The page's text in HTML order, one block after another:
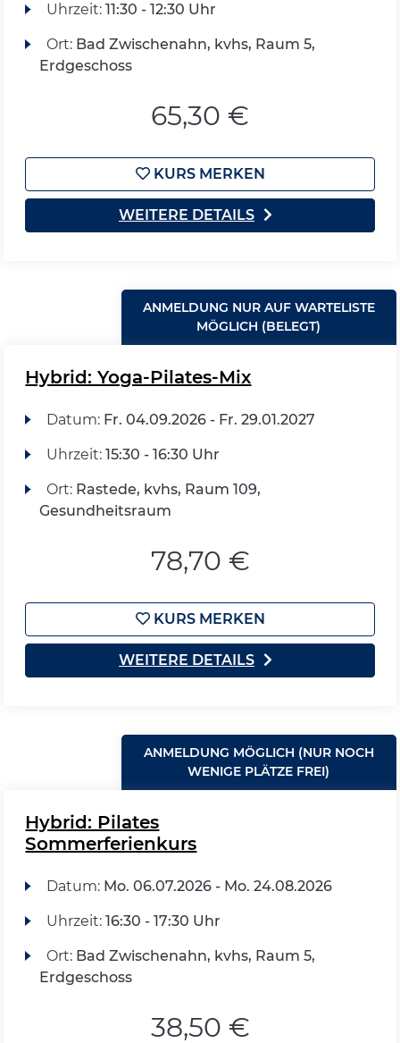
Uhrzeit: 11:30 - 12:30 Uhr
Ort: Bad Zwischenahn, kvhs, Raum 5,
Erdgeschoss
65,30 €
KURS MERKEN
WEITERE DETAILS
ANMELDUNG NUR AUF WARTELISTE
MÖGLICH (BELEGT)
Hybrid: Yoga-Pilates-Mix
Datum: Fr. 04.09.2026 - Fr. 29.01.2027
Uhrzeit: 15:30 - 16:30 Uhr
Ort: Rastede, kvhs, Raum 109,
Gesundheitsraum
78,70 €
KURS MERKEN
WEITERE DETAILS
ANMELDUNG MÖGLICH (NUR NOCH
WENIGE PLÄTZE FREI)
Hybrid: Pilates
Sommerferienkurs
Datum: Mo. 06.07.2026 - Mo. 24.08.2026
Uhrzeit: 16:30 - 17:30 Uhr
Ort: Bad Zwischenahn, kvhs, Raum 5,
Erdgeschoss
38,50 €